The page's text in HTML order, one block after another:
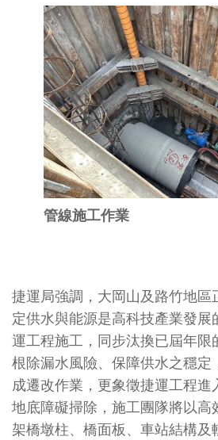
管線施工作業
捷運局強調，大岡山及路竹地區
定供水與能源是高科技產業發展
運工程施工，同步汰換已屆年限
根除漏水風險、保障供水之穩定
成遷改作業，更象徵捷運工程進
地底障礙掃除，施工團隊將以高
架橋墩柱、橋面板、車站結構及